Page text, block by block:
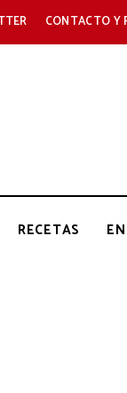
CONTACTO Y
RECETAS